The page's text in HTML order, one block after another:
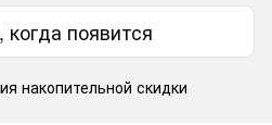
появится
накопительной скидки